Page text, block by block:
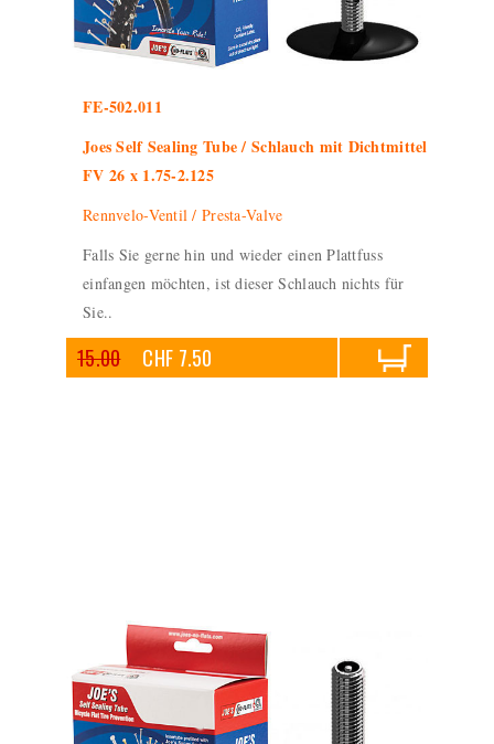
FE-502.011
Joes Self Sealing Tube / Schlauch mit Dichtmittel
FV 26 x 1.75-2.125
Rennvelo-Ventil / Presta-Valve
Falls Sie gerne hin und wieder einen Plattfuss
einfangen möchten, ist dieser Schlauch nichts für
Sie..
15.00 CHF 7.50